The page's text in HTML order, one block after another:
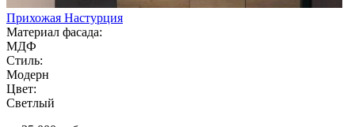
Прихожая Настурция
Материал фасада:
МДФ
Стиль:
Модерн
Цвет:
Светлый